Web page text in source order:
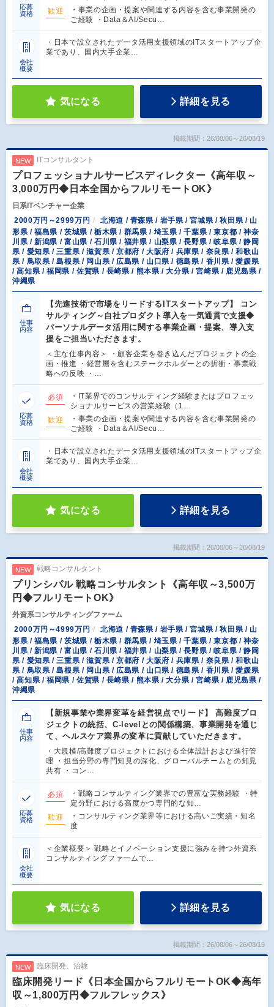
応募
資格
歓迎
・事業の企画・提案や関連する内容を含む事業開発の
ご経験 ・Data＆AI/Secu…
会社
概要
・日本で設立されたデータ活用支援領域のITスタートアップ企
業であり、国内大手企業…
気になる 詳細を見る
掲載期間：26/08/06～26/08/19
NEW ITコンサルタント
プロフェッショナルサービスディレクター《高年収～
3,000万円◆日本全国からフルリモートOK》
日系ITベンチャー企業
2000万円～2999万円
北海道 / 青森県 / 岩手県 / 宮城県 / 秋田県 / 山
形県 / 福島県 / 茨城県 / 栃木県 / 群馬県 / 埼玉県 / 千葉県 / 東京都 / 神奈
川県 / 新潟県 / 富山県 / 石川県 / 福井県 / 山梨県 / 長野県 / 岐阜県 / 静岡
県 / 愛知県 / 三重県 / 滋賀県 / 京都府 / 大阪府 / 兵庫県 / 奈良県 / 和歌山
県 / 鳥取県 / 島根県 / 岡山県 / 広島県 / 山口県 / 徳島県 / 香川県 / 愛媛県
/ 高知県 / 福岡県 / 佐賀県 / 長崎県 / 熊本県 / 大分県 / 宮崎県 / 鹿児島県 /
沖縄県
仕事
内容
【先進技術で市場をリードするITスタートアップ】 コン
サルティング～自社プロダクト導入を一気通貫で支援◆
パーソナルデータ活用に関する事業企画・提案、導入支
援をご担当いただきます。
＜主な仕事内容＞ ・顧客企業を巻き込んだプロジェクトの企
画・推進 ・経営層を含むステークホルダーとの折衝・事業戦
略への反映 ・…
応募
資格
必須
・IT業界でのコンサルティング経験またはプロフェッ
ショナルサービスの営業経験（1…
歓迎
・事業の企画・提案や関連する内容を含む事業開発の
ご経験 ・Data＆AI/Secu…
会社
概要
・日本で設立されたデータ活用支援領域のITスタートアップ企
業であり、国内大手企業…
気になる 詳細を見る
掲載期間：26/08/06～26/08/19
NEW 戦略コンサルタント
プリンシパル 戦略コンサルタント《高年収～3,500万
円◆フルリモートOK》
外資系コンサルティングファーム
2000万円～4999万円
北海道 / 青森県 / 岩手県 / 宮城県 / 秋田県 / 山
形県 / 福島県 / 茨城県 / 栃木県 / 群馬県 / 埼玉県 / 千葉県 / 東京都 / 神奈
川県 / 新潟県 / 富山県 / 石川県 / 福井県 / 山梨県 / 長野県 / 岐阜県 / 静岡
県 / 愛知県 / 三重県 / 滋賀県 / 京都府 / 大阪府 / 兵庫県 / 奈良県 / 和歌山
県 / 鳥取県 / 島根県 / 岡山県 / 広島県 / 山口県 / 徳島県 / 香川県 / 愛媛県
/ 高知県 / 福岡県 / 佐賀県 / 長崎県 / 熊本県 / 大分県 / 宮崎県 / 鹿児島県 /
沖縄県
仕事
内容
【新規事業や業界変革を経営視点でリード】 高難度プロ
ジェクトの統括、C-levelとの関係構築、事業開発を通じ
て、ヘルスケア業界の変革に貢献していただきます。
・大規模/高難度プロジェクトにおける全体設計および進行管
理 ・担当分野の専門知見の深化、グローバルチームとの知見
共有 ・コン…
応募
資格
必須
・戦略コンサルティング業界での豊富な実務経験 ・特
定分野における高度かつ専門的な知…
歓迎
・コンサルティング業界等における高いご実績・知名
度
会社
概要
＜企業概要＞ 戦略とイノベーション支援に強みを持つ外資系
コンサルティングファームで…
気になる 詳細を見る
掲載期間：26/08/06～26/08/19
NEW 臨床開発、治験
臨床開発リード《日本全国からフルリモートOK◆高年
収～1,800万円◆フルフレックス》